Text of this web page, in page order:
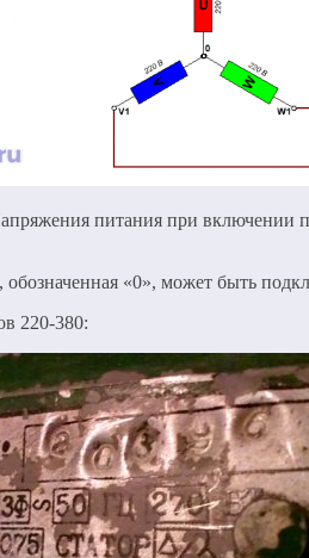
питания при включении
обозначенная «0», может быть
220-380: